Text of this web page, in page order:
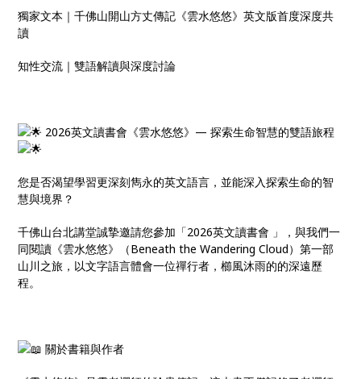
獨家文本｜千佛山開山方丈傳記《雲水悠悠》英文版首度深度共
讀
知性交流｜雙語解讀與深度討論
2026英文讀書會《雲水悠悠》— 探索生命智慧的雙語旅程
您是否渴望學習更深刻雋永的英文語言，並能深入探索生命的智
慧與境界？
千佛山台北講堂誠摯邀請您參加「2026英文讀書會 」，與我們一
同閱讀《雲水悠悠》（Beneath the Wandering Cloud）第一部
山川之旅，以文字語言體會一位禪行者，櫛風沐雨的的深遠歷
程。
關於書籍與作者